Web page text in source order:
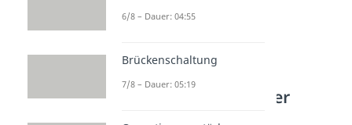
Stromdurchflossener
6/8 – Dauer: 04:55
Brückenschaltung
7/8 – Dauer: 05:19